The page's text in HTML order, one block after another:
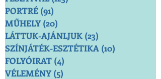
PORTRÉ (91)
MŰHELY (20)
LÁTTUK-AJÁNLJUK (23)
SZÍNJÁTÉK-ESZTÉTIKA (10)
FOLYÓIRAT (4)
VÉLEMÉNY (5)